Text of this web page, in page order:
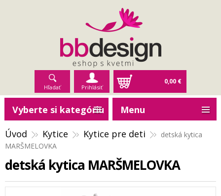
Hľadať Prihlásiť
0,00 €
Úvod Kytice Kytice pre deti
detská kytica
MARŠMELOVKA
detská kytica MARŠMELOVKA
Vyberte si kategóriu Menu